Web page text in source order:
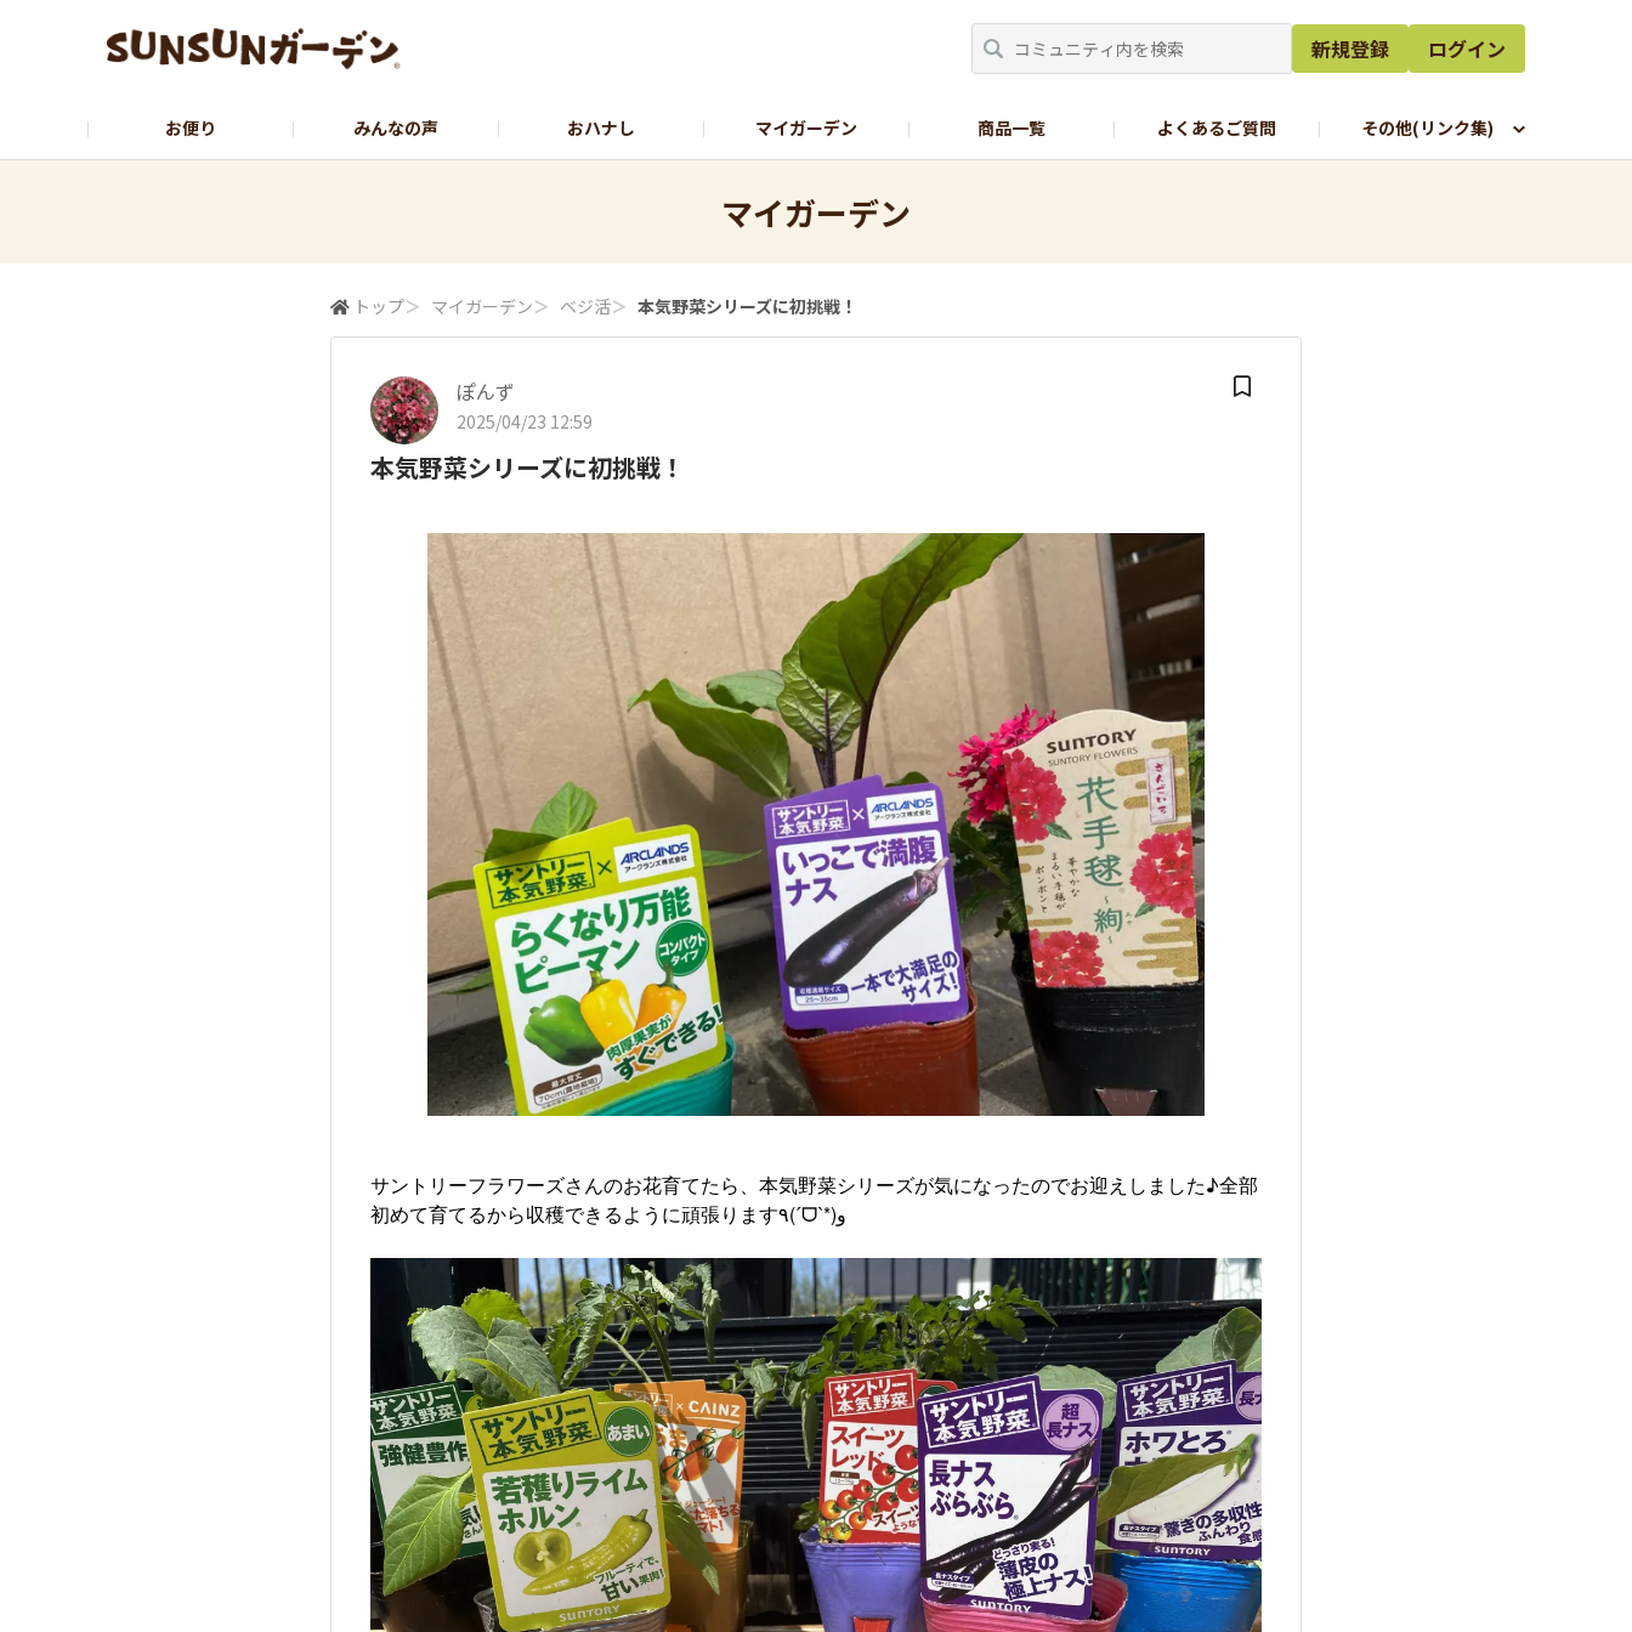
新規登録 ログイン
お便り みんなの声 おハナし マイガーデン 商品一覧 よくあるご質問 その他(リンク集)
マイガーデン
トップ＞ マイガーデン＞ ベジ活＞ 本気野菜シリーズに初挑戦！
ぽんず
2025/04/23 12:59
本気野菜シリーズに初挑戦！
サントリーフラワーズさんのお花育てたら、本気野菜シリーズが気になったのでお迎えしました♪全部
初めて育てるから収穫できるように頑張ります٩(ˊᗜˋ*)و